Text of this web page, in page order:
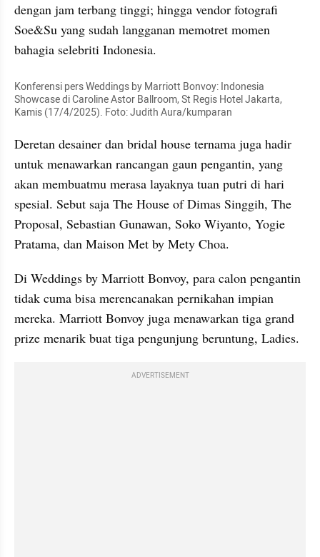
dengan jam terbang tinggi; hingga vendor fotografi
Soe&Su yang sudah langganan memotret momen
bahagia selebriti Indonesia.
Konferensi pers Weddings by Marriott Bonvoy: Indonesia
Showcase di Caroline Astor Ballroom, St Regis Hotel Jakarta,
Kamis (17/4/2025). Foto: Judith Aura/kumparan
Deretan desainer dan bridal house ternama juga hadir
untuk menawarkan rancangan gaun pengantin, yang
akan membuatmu merasa layaknya tuan putri di hari
spesial. Sebut saja The House of Dimas Singgih, The
Proposal, Sebastian Gunawan, Soko Wiyanto, Yogie
Pratama, dan Maison Met by Mety Choa.
Di Weddings by Marriott Bonvoy, para calon pengantin
tidak cuma bisa merencanakan pernikahan impian
mereka. Marriott Bonvoy juga menawarkan tiga grand
prize menarik buat tiga pengunjung beruntung, Ladies.
ADVERTISEMENT